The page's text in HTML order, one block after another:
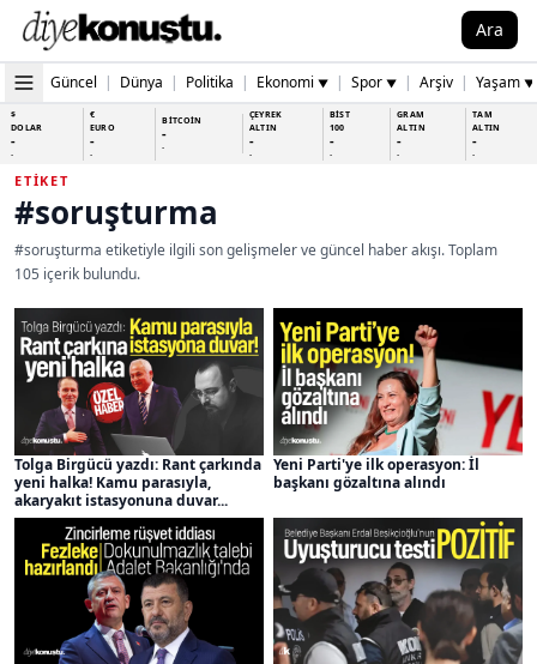
Ara
Güncel | Dünya | Politika | Ekonomi ▼ | Spor ▼ | Arşiv | Yaşam ▼
$
DOLAR
-
-
€
EURO
-
-
BİTCOİN
-
-
ÇEYREK
ALTIN
-
-
BİST
100
-
-
GRAM
ALTIN
-
-
TAM
ALTIN
-
-
ETIKET
#soruşturma
#soruşturma etiketiyle ilgili son gelişmeler ve güncel haber akışı. Toplam
105 içerik bulundu.
Tolga Birgücü yazdı: Rant çarkında
yeni halka! Kamu parasıyla,
akaryakıt istasyonuna duvar...
Yeni Parti'ye ilk operasyon: İl
başkanı gözaltına alındı